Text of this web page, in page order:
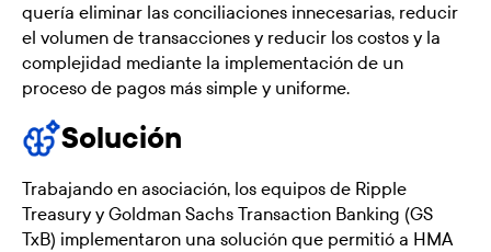
quería eliminar las conciliaciones innecesarias, reducir
el volumen de transacciones y reducir los costos y la
complejidad mediante la implementación de un
proceso de pagos más simple y uniforme.
Solución
Trabajando en asociación, los equipos de Ripple
Treasury y Goldman Sachs Transaction Banking (GS
TxB) implementaron una solución que permitió a HMA